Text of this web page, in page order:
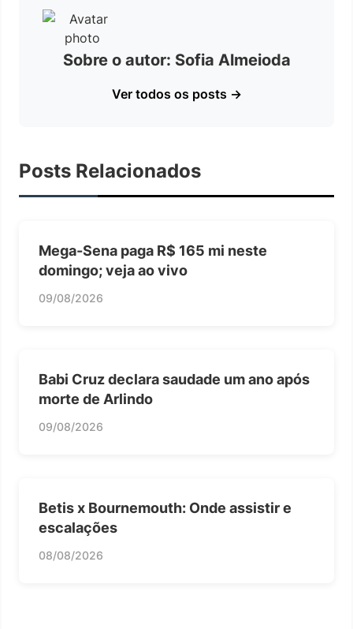
Sobre o autor: Sofia Almeioda
Ver todos os posts →
Posts Relacionados
Mega-Sena paga R$ 165 mi neste
domingo; veja ao vivo
09/08/2026
Babi Cruz declara saudade um ano após
morte de Arlindo
09/08/2026
Betis x Bournemouth: Onde assistir e
escalações
08/08/2026